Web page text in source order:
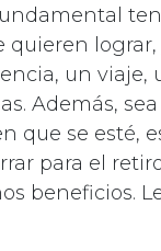
quieren
un viaje,
Además, sea
que se esté,
para el
beneficios.